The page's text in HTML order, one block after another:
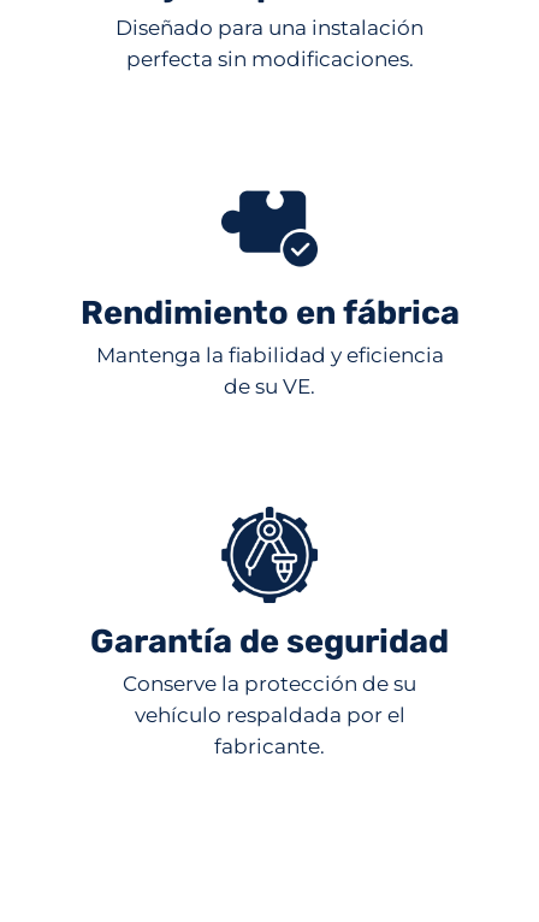
Diseñado para una instalación
perfecta sin modificaciones.
Rendimiento en fábrica
Mantenga la fiabilidad y eficiencia
de su VE.
Garantía de seguridad
Conserve la protección de su
vehículo respaldada por el
fabricante.